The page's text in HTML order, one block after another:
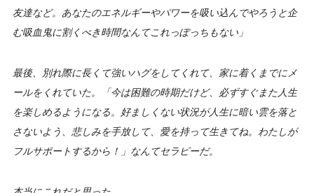
友達など。あなたのエネルギーやパワーを吸い込んでやろうと企
む吸血鬼に割くべき時間なんてこれっぽっちもない」
最後、別れ際に長くて強いハグをしてくれて、家に着くまでにメ
ールをくれていた。「今は困難の時期だけど、必ずすぐまた人生
を楽しめるようになる。好ましくない状況が人生に暗い雲を落と
さないよう、悲しみを手放して、愛を持って生きてね。わたしが
フルサポートするから！」なんてセラピーだ。